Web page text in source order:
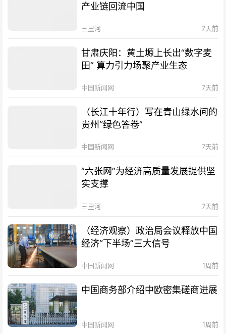
产业链回流中国
三里河 7天前
甘肃庆阳：黄土塬上长出“数字麦
田” 算力引力场聚产业生态
中国新闻网 7天前
（长江十年行）写在青山绿水间的
贵州“绿色答卷”
中国新闻网 7天前
“六张网”为经济高质量发展提供坚
实支撑
三里河 7天前
（经济观察）政治局会议释放中国
经济“下半场”三大信号
中国新闻网 1周前
中国商务部介绍中欧密集磋商进展
中国新闻网 1周前